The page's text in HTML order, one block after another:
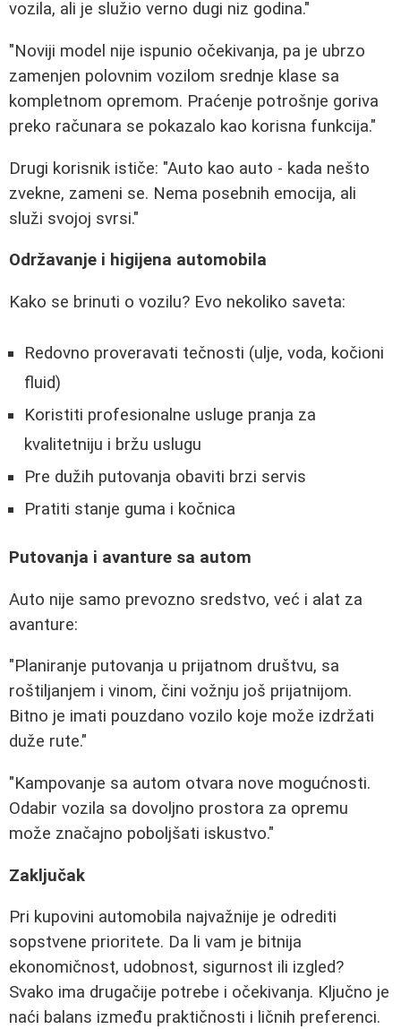
vozila, ali je služio verno dugi niz godina."
"Noviji model nije ispunio očekivanja, pa je ubrzo
zamenjen polovnim vozilom srednje klase sa
kompletnom opremom. Praćenje potrošnje goriva
preko računara se pokazalo kao korisna funkcija."
Drugi korisnik ističe: "Auto kao auto - kada nešto
zvekne, zameni se. Nema posebnih emocija, ali
služi svojoj svrsi."
Održavanje i higijena automobila
Kako se brinuti o vozilu? Evo nekoliko saveta:
Redovno proveravati tečnosti (ulje, voda, kočioni
fluid)
Koristiti profesionalne usluge pranja za
kvalitetniju i bržu uslugu
Pre dužih putovanja obaviti brzi servis
Pratiti stanje guma i kočnica
Putovanja i avanture sa autom
Auto nije samo prevozno sredstvo, već i alat za
avanture:
"Planiranje putovanja u prijatnom društvu, sa
roštiljanjem i vinom, čini vožnju još prijatnijom.
Bitno je imati pouzdano vozilo koje može izdržati
duže rute."
"Kampovanje sa autom otvara nove mogućnosti.
Odabir vozila sa dovoljno prostora za opremu
može značajno poboljšati iskustvo."
Zaključak
Pri kupovini automobila najvažnije je odrediti
sopstvene prioritete. Da li vam je bitnija
ekonomičnost, udobnost, sigurnost ili izgled?
Svako ima drugačije potrebe i očekivanja. Ključno je
naći balans između praktičnosti i ličnih preferenci.